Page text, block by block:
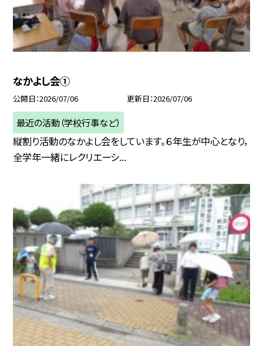
なかよし会①
公開日 2026/07/06 更新日 2026/07/06
最近の活動（学校行事など）
縦割り活動のなかよし会をしています。６年生が中心となり，
全学年一緒にレクリエーシ...